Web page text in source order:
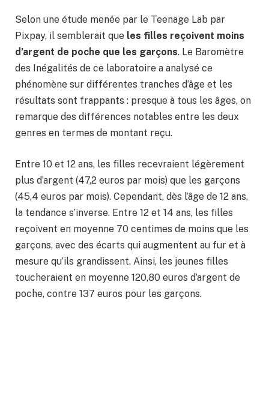
Selon une étude menée par le Teenage Lab par
Pixpay, il semblerait que les filles reçoivent moins
d’argent de poche que les garçons. Le Baromètre
des Inégalités de ce laboratoire a analysé ce
phénomène sur différentes tranches d’âge et les
résultats sont frappants : presque à tous les âges, on
remarque des différences notables entre les deux
genres en termes de montant reçu.
Entre 10 et 12 ans, les filles recevraient légèrement
plus d’argent (47,2 euros par mois) que les garçons
(45,4 euros par mois). Cependant, dès l’âge de 12 ans,
la tendance s’inverse. Entre 12 et 14 ans, les filles
reçoivent en moyenne 70 centimes de moins que les
garçons, avec des écarts qui augmentent au fur et à
mesure qu’ils grandissent. Ainsi, les jeunes filles
toucheraient en moyenne 120,80 euros d’argent de
poche, contre 137 euros pour les garçons.